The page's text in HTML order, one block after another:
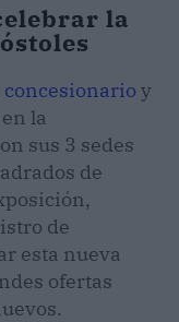
la
concesionario y
la
sus 3 sedes
de
de
esta nueva
ofertas